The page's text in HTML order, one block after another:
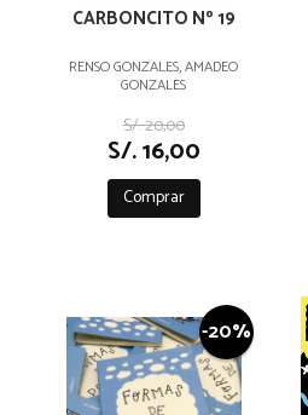
CARBONCITO Nº 19
RENSO GONZALES, AMADEO
GONZALES
S/. 20,00
S/. 16,00
Comprar
-20%